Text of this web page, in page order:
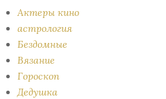
Актеры кино
астрология
Бездомные
Вязание
Гороскоп
Дедушка